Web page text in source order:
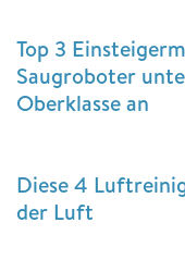
Top 3
Saugroboter
Oberklasse an
Diese 4
der Luft